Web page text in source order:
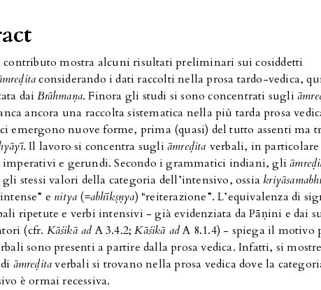
contributo mostra alcuni risultati preliminari sui cosiddetti
considerando i dati raccolti nella prosa tardo-vedica,
daiBrāhmaṇa. Finora gli studi si sono concentrati sugli
ancora una raccolta sistematica nella più tarda prosa
emergono nuove forme, prima (quasi) del tutto assenti ma
. Il lavoro si concentra sugliāmreḍita verbali, in
imperativi e gerundi. Secondo i grammatici indiani, gli
stessi valori della categoria dell’intensivo, ossia
e nitya (=abhīkṣṇya) “reiterazione”. L’equivalenza di
ripetute e verbi intensivi - già evidenziata da Pāṇini e dai
(cfr. Kāśikā adA 3.4.2;Kāśikā adA 8.1.4) - spiega il motivo
sono presenti a partire dalla prosa vedica. Infatti, si
āmreḍitaverbali si trovano nella prosa vedica dove la
è ormai recessiva.